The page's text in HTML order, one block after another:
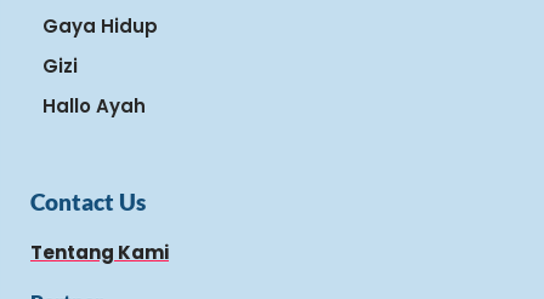
Gaya Hidup
Gizi
Hallo Ayah
Contact Us
Tentang Kami